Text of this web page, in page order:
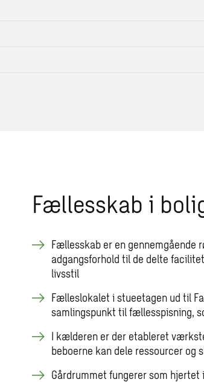
Fællesskab i
Fællesskab er en gennemgående
adgangsforhold til de delte
livsstil
Fælleslokalet i stueetagen ud til
samlingspunkt til fællesspisning,
I kælderen er der etableret
beboerne kan dele ressourcer og
Gårdrummet fungerer som